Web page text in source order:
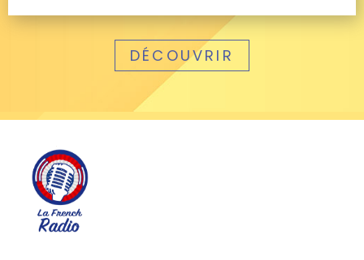
DÉCOUVRIR